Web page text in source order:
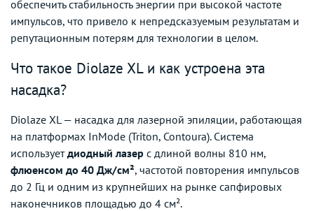
обеспечить стабильность энергии при высокой частоте
импульсов, что привело к непредсказуемым результатам и
репутационным потерям для технологии в целом.
Что такое Diolaze XL и как устроена эта
насадка?
Diolaze XL — насадка для лазерной эпиляции, работающая
на платформах InMode (Triton, Contoura). Система
используетдиодный лазер с длиной волны 810 нм,
флюенсом до 40 Дж/см², частотой повторения импульсов
до 2 Гц и одним из крупнейших на рынке сапфировых
наконечников площадью до 4 см².